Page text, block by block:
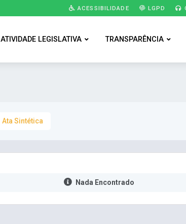
ACESSIBILIDADE LGPD
ATIVIDADE LEGISLATIVA TRANSPARÊNCIA
Ata Sintética
Nada Encontrado